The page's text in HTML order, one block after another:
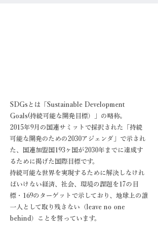
SDGsとは「Sustainable Development
Goals(持続可能な開発目標）」の略称。
2015年9月の国連サミットで採択された「持続
可能な開発のための2030アジェンダ」で示され
た、国連加盟国193ヶ国が2030年までに達成す
るために掲げた国際目標です。
持続可能な世界を実現するために解決しなけれ
ばいけない経済、社会、環境の課題を17の目
標・169のターゲットで示しており、地球上の誰
一人として取り残さない（leave no one
behind）ことを誓っています。